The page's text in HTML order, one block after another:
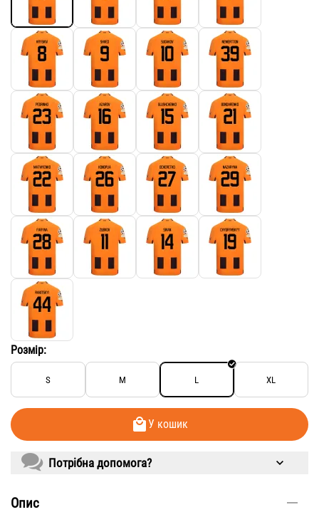
Розмір:
S M L XL
У кошик
Потрібна допомога?
Опис